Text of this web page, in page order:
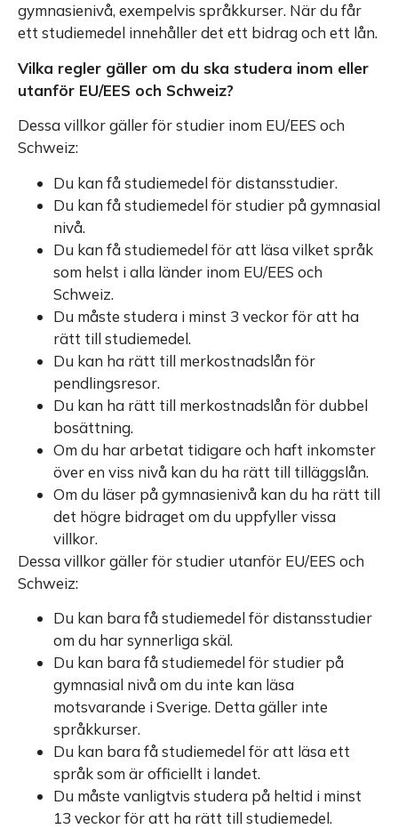
gymnasienivå, exempelvis språkkurser. När du får
ett studiemedel innehåller det ett bidrag och ett lån.
Vilka regler gäller om du ska studera inom eller
utanför EU/EES och Schweiz?
Dessa villkor gäller för studier inom EU/EES och
Schweiz:
Du kan få studiemedel för distansstudier.
Du kan få studiemedel för studier på gymnasial
nivå.
Du kan få studiemedel för att läsa vilket språk
som helst i alla länder inom EU/EES och
Schweiz.
Du måste studera i minst 3 veckor för att ha
rätt till studiemedel.
Du kan ha rätt till merkostnadslån för
pendlingsresor.
Du kan ha rätt till merkostnadslån för dubbel
bosättning.
Om du har arbetat tidigare och haft inkomster
över en viss nivå kan du ha rätt till tilläggslån.
Om du läser på gymnasienivå kan du ha rätt till
det högre bidraget om du uppfyller vissa
villkor.
Dessa villkor gäller för studier utanför EU/EES och
Schweiz:
Du kan bara få studiemedel för distansstudier
om du har synnerliga skäl.
Du kan bara få studiemedel för studier på
gymnasial nivå om du inte kan läsa
motsvarande i Sverige. Detta gäller inte
språkkurser.
Du kan bara få studiemedel för att läsa ett
språk som är officiellt i landet.
Du måste vanligtvis studera på heltid i minst
13 veckor för att ha rätt till studiemedel.